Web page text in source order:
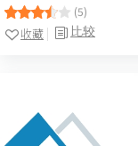
(5)
比较
收藏